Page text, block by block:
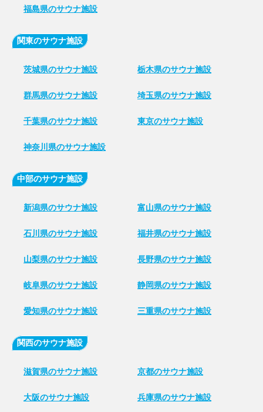
福島県のサウナ施設
関東のサウナ施設
茨城県のサウナ施設 栃木県のサウナ施設
群馬県のサウナ施設 埼玉県のサウナ施設
千葉県のサウナ施設 東京のサウナ施設
神奈川県のサウナ施設
中部のサウナ施設
新潟県のサウナ施設 富山県のサウナ施設
石川県のサウナ施設 福井県のサウナ施設
山梨県のサウナ施設 長野県のサウナ施設
岐阜県のサウナ施設 静岡県のサウナ施設
愛知県のサウナ施設 三重県のサウナ施設
関西のサウナ施設
滋賀県のサウナ施設 京都のサウナ施設
大阪のサウナ施設 兵庫県のサウナ施設